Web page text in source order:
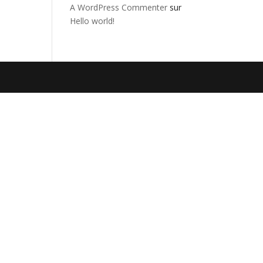
A WordPress Commenter sur
Hello world!